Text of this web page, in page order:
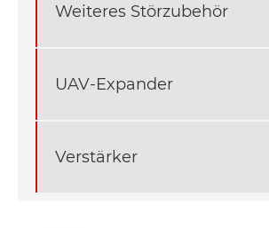
Weiteres Störzubehör
UAV-Expander
Verstärker